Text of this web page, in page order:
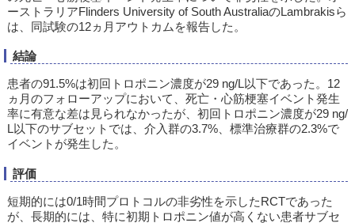
ーストラリアFlinders University of South AustraliaのLambrakisら
は、同試験の12ヵ月アウトカムを報告した。
結論
患者の91.5%は初回トロポニン濃度が29 ng/L以下であった。12
ヵ月のフォローアップにおいて、死亡・心筋梗塞イベント発生
率に有意な差は見られなかったが、初回トロポニン濃度が29 ng/
L以下のサブセットでは、介入群の3.7%、標準治療群の2.3%で
イベントが発生した。
評価
短期的には0/1時間プロトコルの非劣性を示したRCTであった
が、長期的には、特に初期トロポニン値が高くない患者サブセ